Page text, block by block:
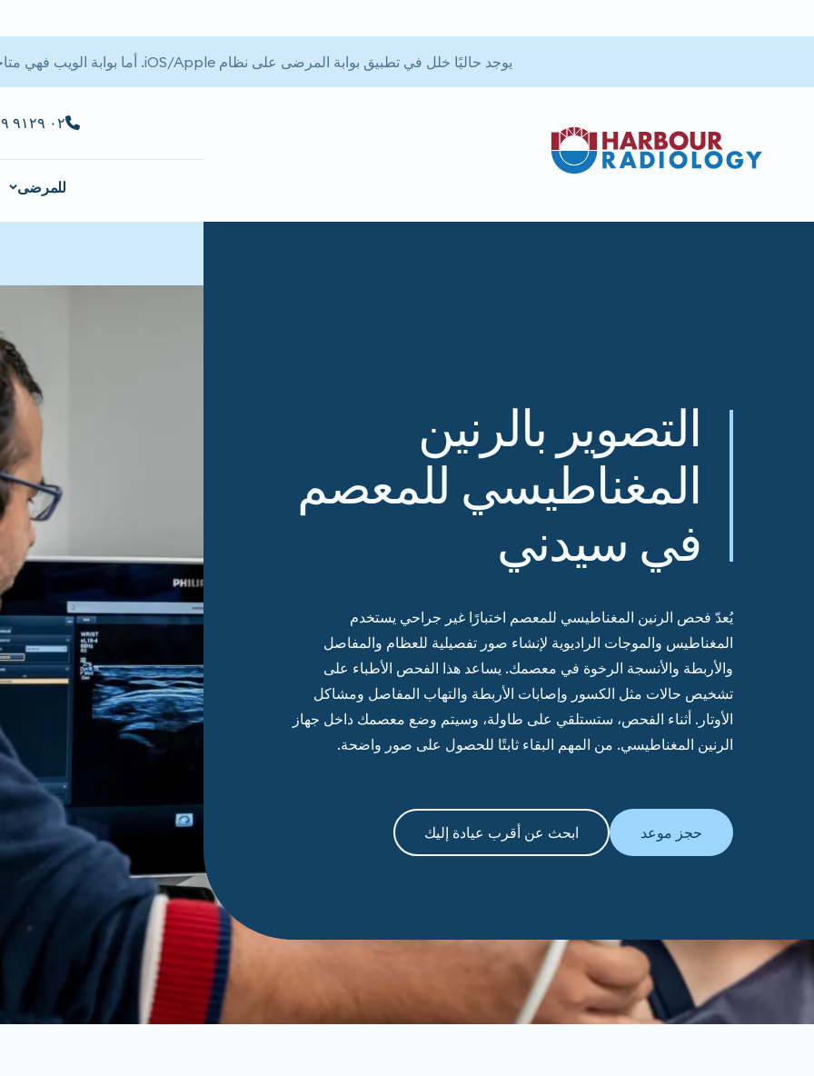
٠٢ ٩١٢٩ ٩٢٢٩
للمرضى
التصوير بالرنين
المغناطيسي للمعصم
في سيدني
يُعدّ فحص الرنين المغناطيسي للمعصم اختبارًا غير جراحي يستخدم
المغناطيس والموجات الراديوية لإنشاء صور تفصيلية للعظام والمفاصل
والأربطة والأنسجة الرخوة في معصمك. يساعد هذا الفحص الأطباء على
تشخيص حالات مثل الكسور وإصابات الأربطة والتهاب المفاصل ومشاكل
الأوتار. أثناء الفحص، ستستلقي على طاولة، وسيتم وضع معصمك داخل جهاز
الرنين المغناطيسي. من المهم البقاء ثابتًا للحصول على صور واضحة.
حجز موعد ابحث عن أقرب عيادة إليك
يوجد حاليًا خلل في تطبيق بوابة المرضى على نظام iOS/Apple. أما بوابة الويب فهي متاحة.